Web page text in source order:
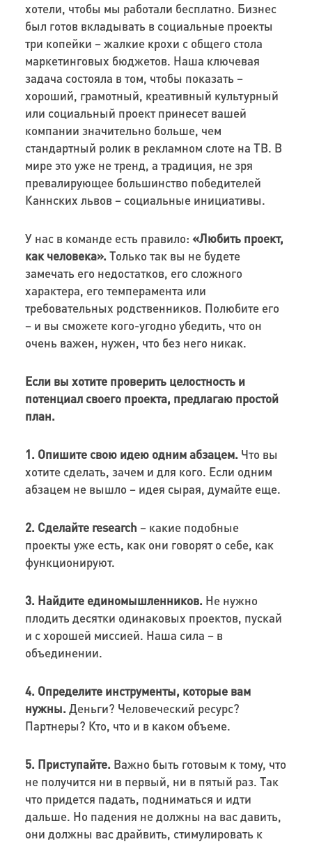
хотели, чтобы мы работали бесплатно. Бизнес
был готов вкладывать в социальные проекты
три копейки – жалкие крохи с общего стола
маркетинговых бюджетов. Наша ключевая
задача состояла в том, чтобы показать –
хороший, грамотный, креативный культурный
или социальный проект принесет вашей
компании значительно больше, чем
стандартный ролик в рекламном слоте на ТВ. В
мире это уже не тренд, а традиция, не зря
превалирующее большинство победителей
Каннских львов – социальные инициативы.
У нас в команде есть правило: «Любить проект,
как человека». Только так вы не будете
замечать его недостатков, его сложного
характера, его темперамента или
требовательных родственников. Полюбите его
– и вы сможете кого-угодно убедить, что он
очень важен, нужен, что без него никак.
Если вы хотите проверить целостность и
потенциал своего проекта, предлагаю простой
план.
1. Опишите свою идею одним абзацем. Что вы
хотите сделать, зачем и для кого. Если одним
абзацем не вышло – идея сырая, думайте еще.
2. Сделайте research – какие подобные
проекты уже есть, как они говорят о себе, как
функционируют.
3. Найдите единомышленников. Не нужно
плодить десятки одинаковых проектов, пускай
и с хорошей миссией. Наша сила – в
объединении.
4. Определите инструменты, которые вам
нужны. Деньги? Человеческий ресурс?
Партнеры? Кто, что и в каком объеме.
5. Приступайте. Важно быть готовым к тому, что
не получится ни в первый, ни в пятый раз. Так
что придется падать, подниматься и идти
дальше. Но падения не должны на вас давить,
они должны вас драйвить, стимулировать к